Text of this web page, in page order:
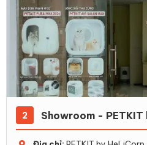
2 Showroom - PETKIT